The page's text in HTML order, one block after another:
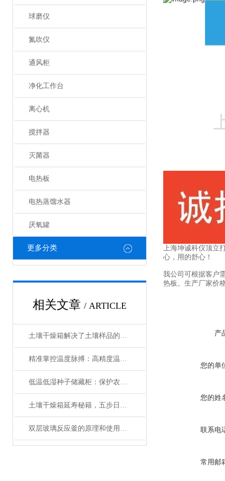
球磨仪
氮吹仪
通风柜
净化工作台
离心机
搅拌器
灭菌器
电热板
电热蒸馏水器
厌氧罐
更多分类
相关文章 / ARTICLE
土壤干燥箱解决了土壤样品的制备工作效率底的问题
精准掌控温度脉搏：高精度温控仪表补偿温度设置全攻略
低温低湿种子储藏柜：保护农业未来的关键设备
土壤干燥箱延寿秘籍，五步日常养护法让实验数据更精准
双层玻璃反应釜的原理和使用说明
上海坤诚科仪顶立
心，用的舒心！
我公司可根据客户
热板。生产厂家价
产
您的单
您的姓
联系电
常用邮